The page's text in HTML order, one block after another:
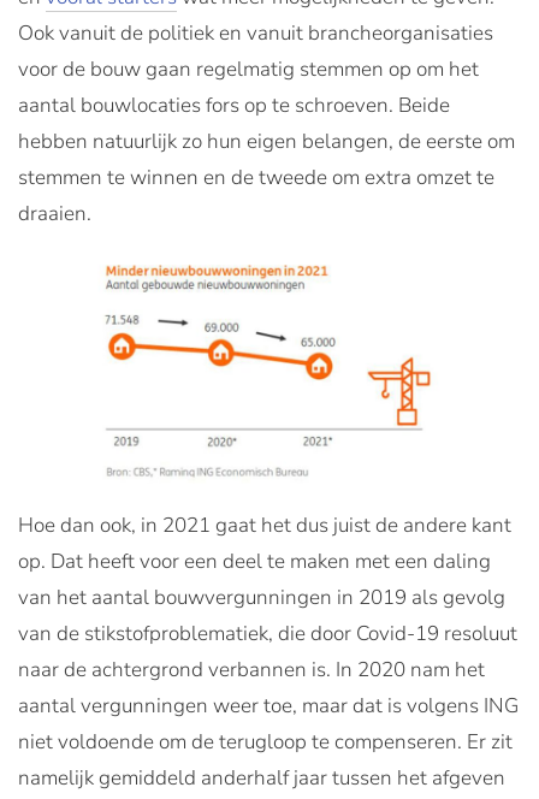
Ook vanuit de politiek en vanuit brancheorganisaties
voor de bouw gaan regelmatig stemmen op om het
aantal bouwlocaties fors op te schroeven. Beide
hebben natuurlijk zo hun eigen belangen, de eerste om
stemmen te winnen en de tweede om extra omzet te
draaien.
Hoe dan ook, in 2021 gaat het dus juist de andere kant
op. Dat heeft voor een deel te maken met een daling
van het aantal bouwvergunningen in 2019 als gevolg
van de stikstofproblematiek, die door Covid-19 resoluut
naar de achtergrond verbannen is. In 2020 nam het
aantal vergunningen weer toe, maar dat is volgens ING
niet voldoende om de terugloop te compenseren. Er zit
namelijk gemiddeld anderhalf jaar tussen het afgeven